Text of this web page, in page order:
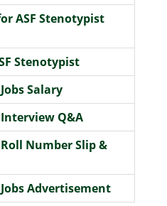
ASF Stenotypist
Stenotypist
Salary
Q&A
Number Slip &
Advertisement